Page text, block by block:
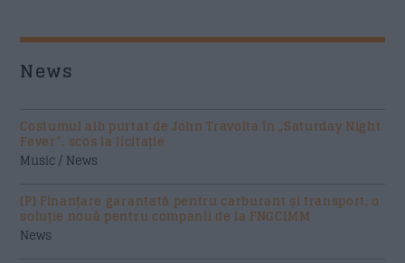
News
Costumul alb purtat de John Travolta în „Saturday Night
Fever”, scos la licitație
Music / News
(P) Finanțare garantată pentru carburant și transport, o
soluție nouă pentru companii de la FNGCIMM
News